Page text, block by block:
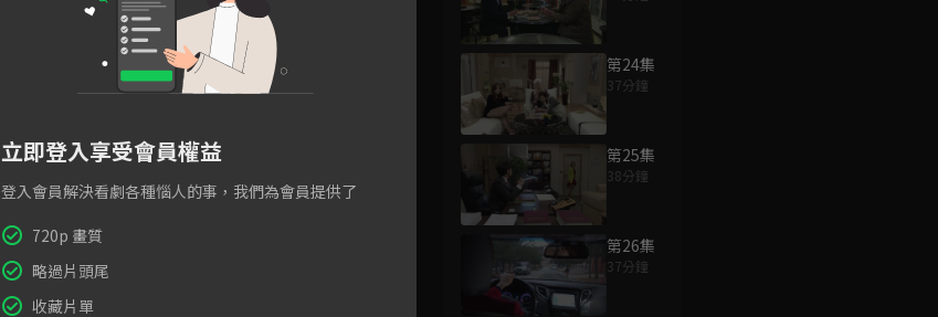
第24集
37分鐘
第25集
38分鐘
第26集
37分鐘
立即登入享受會員權益
登入會員解決看劇各種惱人的事，我們為會員提供了
720p 畫質
略過片頭尾
收藏片單